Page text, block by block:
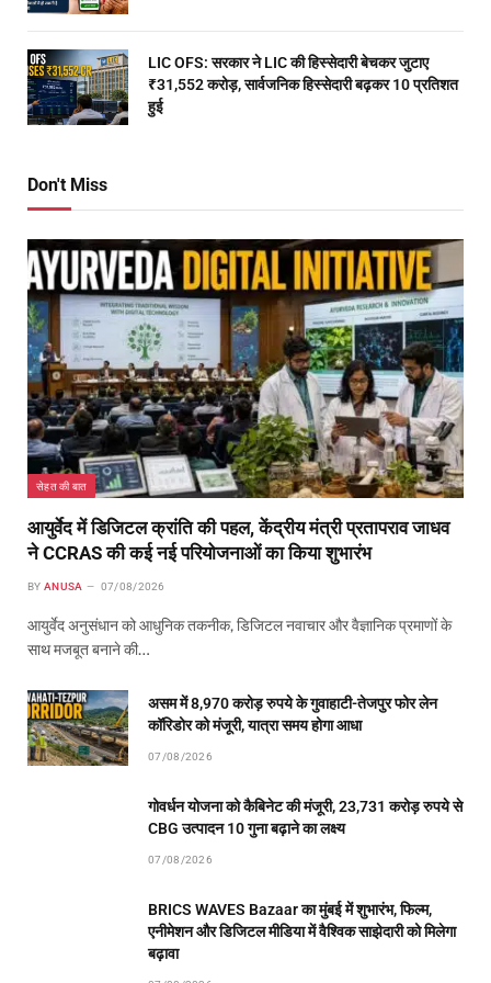
LIC OFS: सरकार ने LIC की हिस्सेदारी बेचकर जुटाए
₹31,552 करोड़, सार्वजनिक हिस्सेदारी बढ़कर 10 प्रतिशत
हुई
Don't Miss
सेहत की बात
आयुर्वेद में डिजिटल क्रांति की पहल, केंद्रीय मंत्री प्रतापराव जाधव
ने CCRAS की कई नई परियोजनाओं का किया शुभारंभ
BY ANUSA 07/08/2026
आयुर्वेद अनुसंधान को आधुनिक तकनीक, डिजिटल नवाचार और वैज्ञानिक प्रमाणों के
साथ मजबूत बनाने की…
असम में 8,970 करोड़ रुपये के गुवाहाटी-तेजपुर फोर लेन
कॉरिडोर को मंजूरी, यात्रा समय होगा आधा
07/08/2026
गोवर्धन योजना को कैबिनेट की मंजूरी, 23,731 करोड़ रुपये से
CBG उत्पादन 10 गुना बढ़ाने का लक्ष्य
07/08/2026
BRICS WAVES Bazaar का मुंबई में शुभारंभ, फिल्म,
एनीमेशन और डिजिटल मीडिया में वैश्विक साझेदारी को मिलेगा
बढ़ावा